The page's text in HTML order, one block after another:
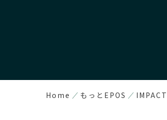
Home もっとEPOS